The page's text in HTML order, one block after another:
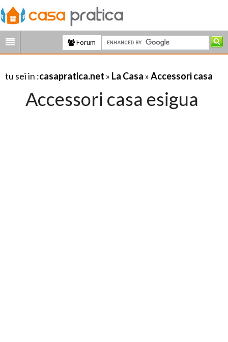
Forum
tu sei in :casapratica.net » La Casa »Accessori casa
Accessori casa esigua